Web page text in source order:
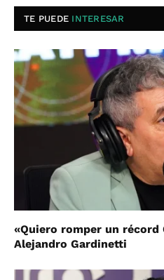
TE PUEDE INTERESAR
«Quiero romper un récord
Alejandro Gardinetti